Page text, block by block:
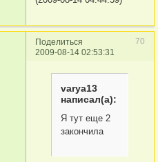
Поделиться
70
2009-08-14 02:53:31
varya13
написал(а):
Я тут еще 2
закончила